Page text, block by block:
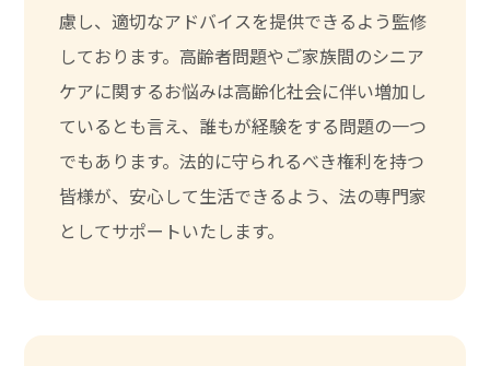
慮し、適切なアドバイスを提供できるよう監修
しております。高齢者問題やご家族間のシニア
ケアに関するお悩みは高齢化社会に伴い増加し
ているとも言え、誰もが経験をする問題の一つ
でもあります。法的に守られるべき権利を持つ
皆様が、安心して生活できるよう、法の専門家
としてサポートいたします。